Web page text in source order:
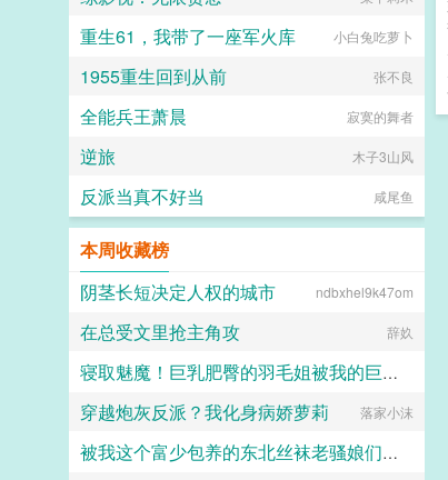
次的颤抖道…不，别怕，对不起，我
马上使用抑制剂。时寸瑾没忍住，摸
了摸他的金发。1主攻时寸瑾x阿努什
卡，锁死禁止拆逆。2文中所有情节
发展均为推动剧情而服务，星际虫族
属于幻想架空题材，请勿脱离剧情讨
论，请勿带入现实，请勿混淆现实与
上线。3别在本文评论区提及其他作
者的文，也别在其他作者评论区提及
本文，尊重他人创作成果。4评论区
请友好交流，和平讨论，禁止人身攻
击，请尽量别写带颜色的段子，走进
评论区遍地裤子实在太过超前。6吵
架伤财运，祝大家恭喜发财。专栏预
收非传统求爱法则求收藏...
重生61，我带了一座军火库 小白兔吃萝卜
1955重生回到从前 张不良
全能兵王萧晨 寂寞的舞者
逆旅 木子3山风
反派当真不好当 咸尾鱼
本周收藏榜
阴茎长短决定人权的城市
ndbxhel9k47om
在总受文里抢主角攻 辞奺
寝取魅魔！巨乳肥臀的羽毛姐被我的巨棒寝取干出阿黑颜
Koisheep
穿越炮灰反派？我化身病娇萝莉 落家小沫
被我这个富少包养的东北丝袜老骚娘们（无绿改）